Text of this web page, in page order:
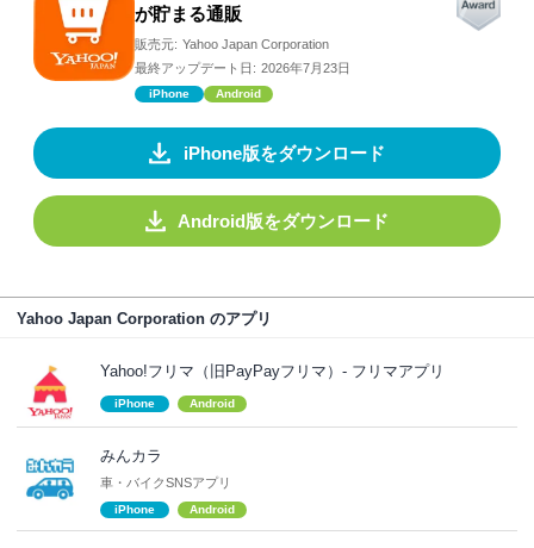
が貯まる通販
販売元: Yahoo Japan Corporation
最終アップデート日: 2026年7月23日
iPhone Android
iPhone版をダウンロード
Android版をダウンロード
Yahoo Japan Corporation のアプリ
Yahoo!フリマ（旧PayPayフリマ）- フリマアプリ
iPhone Android
みんカラ
車・バイクSNSアプリ
iPhone Android